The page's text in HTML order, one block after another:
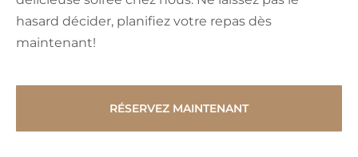
hasard décider, planifiez votre repas dès
maintenant!
RÉSERVEZ MAINTENANT